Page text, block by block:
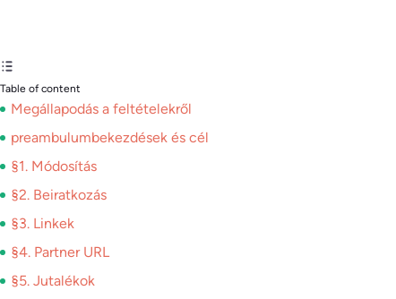
Table of content
Megállapodás a feltételekről
preambulumbekezdések és cél
§1. Módosítás
§2. Beiratkozás
§3. Linkek
§4. Partner URL
§5. Jutalékok